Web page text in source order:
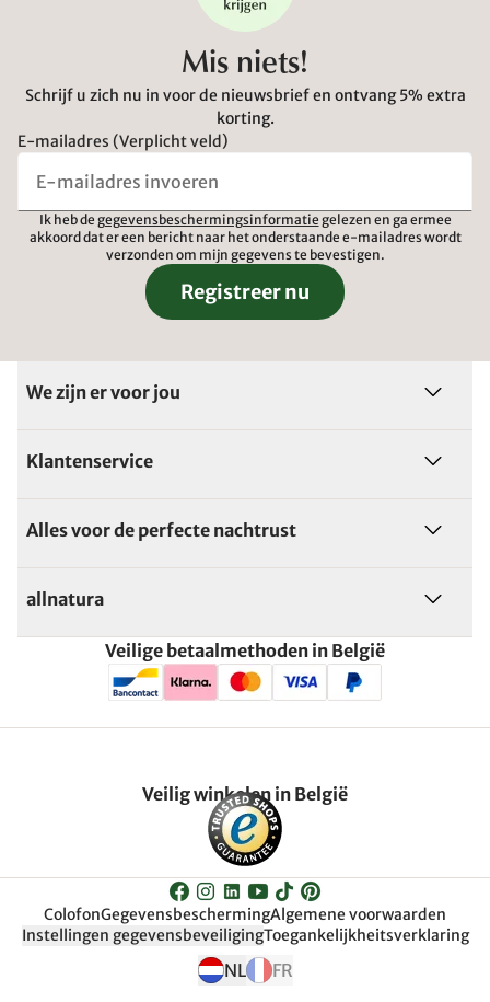
Mis niets!
Schrijf u zich nu in voor de nieuwsbrief en ontvang 5% extra
korting.
E-mailadres (Verplicht veld)
Ik heb de gegevensbeschermingsinformatie gelezen en ga ermee
akkoord dat er een bericht naar het onderstaande e-mailadres wordt
verzonden om mijn gegevens te bevestigen.
Registreer nu
We zijn er voor jou
Klantenservice
Alles voor de perfecte nachtrust
allnatura
Veilige betaalmethoden in België
Veilig winkelen in België
ColofonGegevensbeschermingAlgemene voorwaarden
Instellingen gegevensbeveiligingToegankelijkheitsverklaring
NL FR